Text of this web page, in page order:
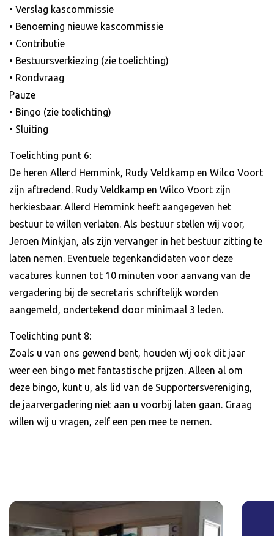
• Verslag kascommissie
• Benoeming nieuwe kascommissie
• Contributie
• Bestuursverkiezing (zie toelichting)
• Rondvraag
Pauze
• Bingo (zie toelichting)
• Sluiting
Toelichting punt 6:
De heren Allerd Hemmink, Rudy Veldkamp en Wilco Voort
zijn aftredend. Rudy Veldkamp en Wilco Voort zijn
herkiesbaar. Allerd Hemmink heeft aangegeven het
bestuur te willen verlaten. Als bestuur stellen wij voor,
Jeroen Minkjan, als zijn vervanger in het bestuur zitting te
laten nemen. Eventuele tegenkandidaten voor deze
vacatures kunnen tot 10 minuten voor aanvang van de
vergadering bij de secretaris schriftelijk worden
aangemeld, ondertekend door minimaal 3 leden.
Toelichting punt 8:
Zoals u van ons gewend bent, houden wij ook dit jaar
weer een bingo met fantastische prijzen. Alleen al om
deze bingo, kunt u, als lid van de Supportersvereniging,
de jaarvergadering niet aan u voorbij laten gaan. Graag
willen wij u vragen, zelf een pen mee te nemen.